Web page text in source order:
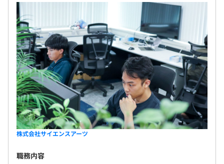
株式会社サイエンスアーツ
職務内容